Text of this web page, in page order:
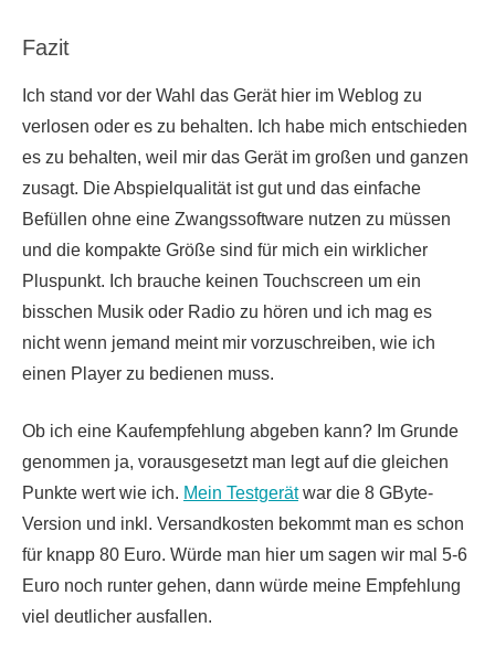
Fazit
Ich stand vor der Wahl das Gerät hier im Weblog zu
verlosen oder es zu behalten. Ich habe mich entschieden
es zu behalten, weil mir das Gerät im großen und ganzen
zusagt. Die Abspielqualität ist gut und das einfache
Befüllen ohne eine Zwangssoftware nutzen zu müssen
und die kompakte Größe sind für mich ein wirklicher
Pluspunkt. Ich brauche keinen Touchscreen um ein
bisschen Musik oder Radio zu hören und ich mag es
nicht wenn jemand meint mir vorzuschreiben, wie ich
einen Player zu bedienen muss.
Ob ich eine Kaufempfehlung abgeben kann? Im Grunde
genommen ja, vorausgesetzt man legt auf die gleichen
Punkte wert wie ich. Mein Testgerätwar die 8 GByte-
Version und inkl. Versandkosten bekommt man es schon
für knapp 80 Euro. Würde man hier um sagen wir mal 5-6
Euro noch runter gehen, dann würde meine Empfehlung
viel deutlicher ausfallen.